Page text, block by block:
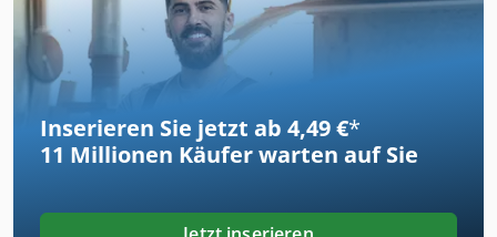
Inserieren Sie jetzt ab 4,49 €*
11 Millionen Käufer warten auf Sie